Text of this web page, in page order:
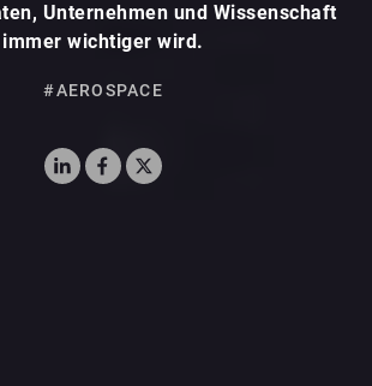
Unternehmen und Wissenschaft
immer wichtiger wird.
#AEROSPACE
LinkedInFacebook
X